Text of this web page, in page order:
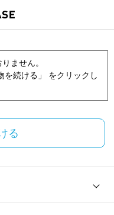
ません。
を続ける」 をクリックし
る